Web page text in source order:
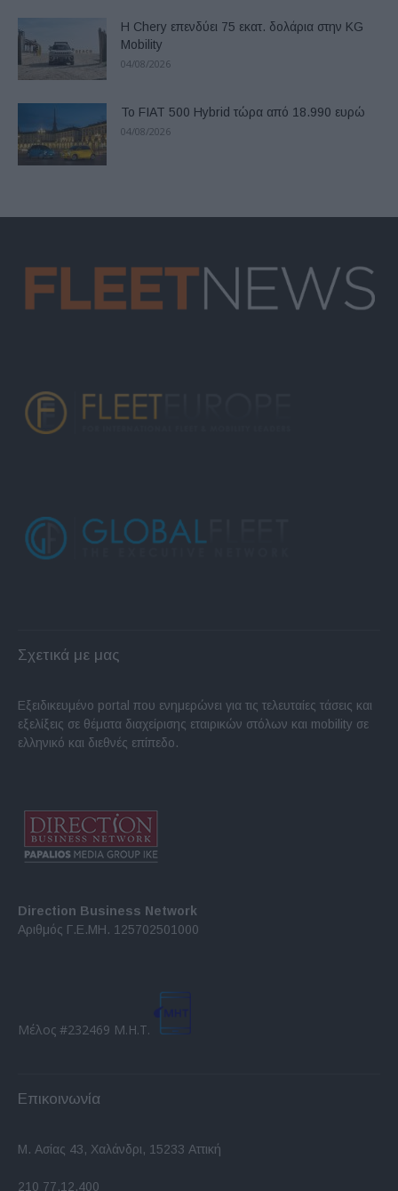
Η Chery επενδύει 75 εκατ. δολάρια στην KG
Mobility
04/08/2026
Το FIAT 500 Hybrid τώρα από 18.990 ευρώ
04/08/2026
Σχετικά με μας
Εξειδικευμένο portal που ενημερώνει για τις τελευταίες τάσεις και
εξελίξεις σε θέματα διαχείρισης εταιρικών στόλων και mobility σε
ελληνικό και διεθνές επίπεδο.
Direction Business Network
Αριθμός Γ.Ε.ΜΗ. 125702501000
Μέλος #232469 Μ.Η.Τ.
Επικοινωνία
Μ. Ασίας 43, Χαλάνδρι, 15233 Αττική
210 77.12.400